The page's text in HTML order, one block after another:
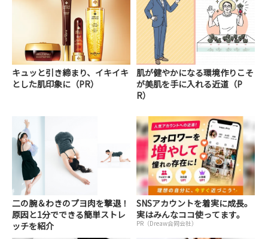
キュッと引き締まり、イキイキ
とした肌印象に（PR）
肌が健やかになる環境作りこそ
が美肌を手に入れる近道（P
R）
二の腕＆わきのプヨ肉を撃退！
原因と1分でできる簡単ストレ
ッチを紹介
SNSアカウントを着実に成長。
実はみんなココ使ってます。
PR（Dreaw合同会社）